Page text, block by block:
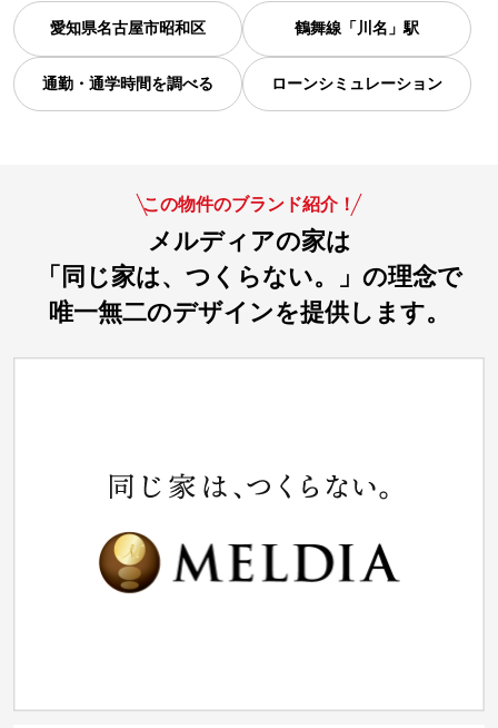
愛知県名古屋市昭和区 鶴舞線「川名」駅
通勤・通学時間を調べる ローンシミュレーション
この物件のブランド紹介！
メルディアの家は
「同じ家は、つくらない。」の理念で
唯一無二のデザインを提供します。